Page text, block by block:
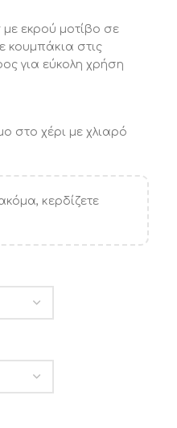
εκρού μοτίβο σε
κουμπάκια στις
για εύκολη χρήση
στο χέρι με χλιαρό
κερδίζετε